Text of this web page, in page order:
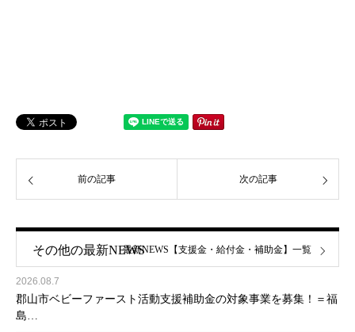
前の記事 次の記事
その他の最新NEWS
2026.08.7
郡山市ベビーファースト活動支援補助金の対象事業を募集！＝福
島…
最新NEWS【支援金・給付金・補助金】一覧